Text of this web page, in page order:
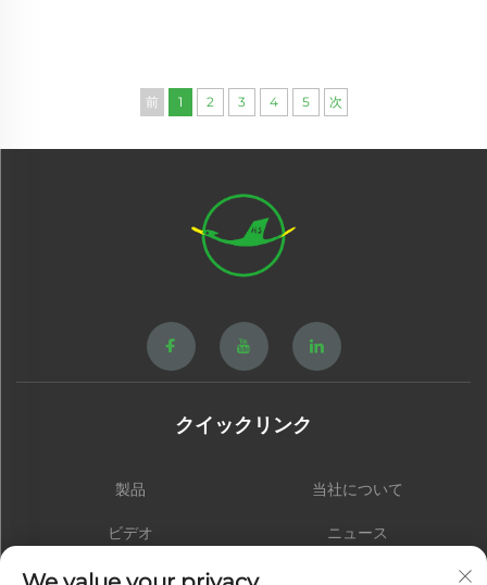
前 1 2 3 4 5 次
クイックリンク
製品 当社について
ビデオ ニュース
お問い合わせ